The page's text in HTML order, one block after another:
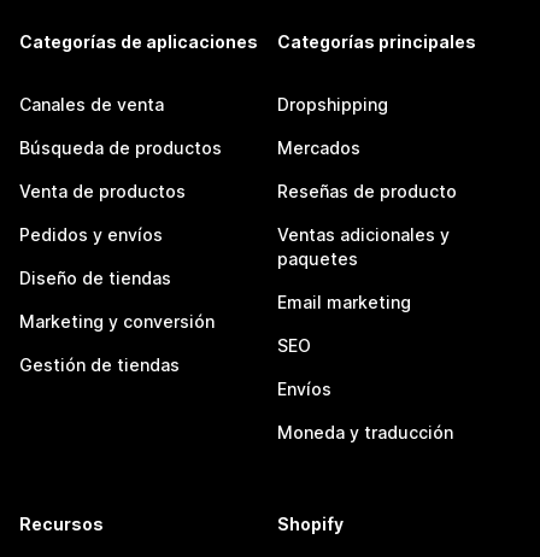
Categorías de aplicaciones
Canales de venta
Búsqueda de productos
Venta de productos
Pedidos y envíos
Diseño de tiendas
Marketing y conversión
Gestión de tiendas
Categorías principales
Dropshipping
Mercados
Reseñas de producto
Ventas adicionales y
paquetes
Email marketing
SEO
Envíos
Moneda y traducción
Recursos Shopify